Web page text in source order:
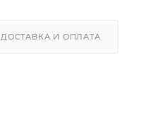
ДОСТАВКА И ОПЛАТА